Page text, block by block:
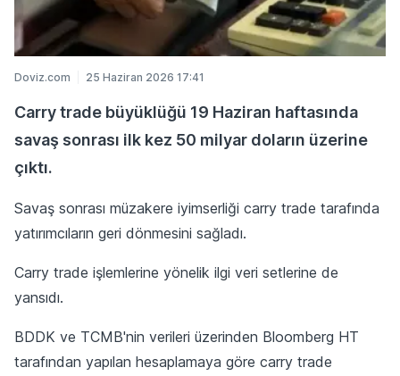
Doviz.com 25 Haziran 2026 17:41
Carry trade büyüklüğü 19 Haziran haftasında
savaş sonrası ilk kez 50 milyar doların üzerine
çıktı.
Savaş sonrası müzakere iyimserliği carry trade tarafında
yatırımcıların geri dönmesini sağladı.
Carry trade işlemlerine yönelik ilgi veri setlerine de
yansıdı.
BDDK ve TCMB'nin verileri üzerinden Bloomberg HT
tarafından yapılan hesaplamaya göre carry trade